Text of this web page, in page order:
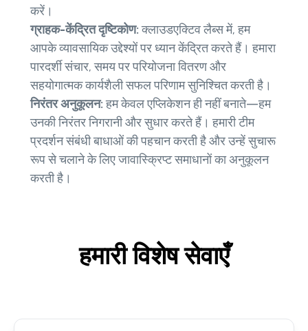
करें।
ग्राहक-केंद्रित दृष्टिकोण:क्लाउडएक्टिव लैब्स में, हम
आपके व्यावसायिक उद्देश्यों पर ध्यान केंद्रित करते हैं। हमारा
पारदर्शी संचार, समय पर परियोजना वितरण और
सहयोगात्मक कार्यशैली सफल परिणाम सुनिश्चित करती है।
निरंतर अनुकूलन:हम केवल एप्लिकेशन ही नहीं बनाते—हम
उनकी निरंतर निगरानी और सुधार करते हैं। हमारी टीम
प्रदर्शन संबंधी बाधाओं की पहचान करती है और उन्हें सुचारू
रूप से चलाने के लिए जावास्क्रिप्ट समाधानों का अनुकूलन
करती है।
हमारी विशेष सेवाएँ